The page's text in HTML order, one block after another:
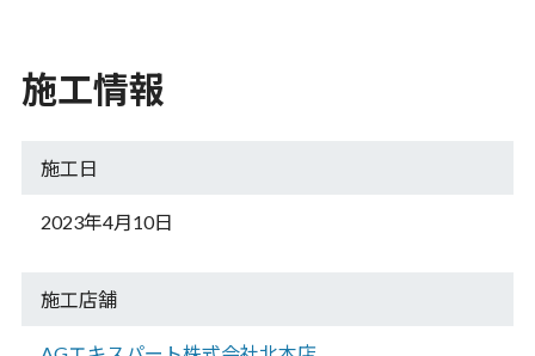
施工情報
施工日
2023年4月10日
施工店舗